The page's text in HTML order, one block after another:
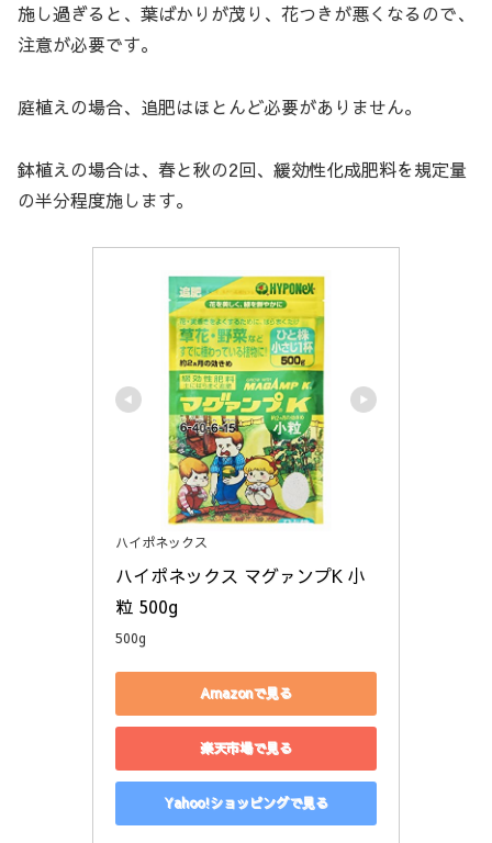
施し過ぎると、葉ばかりが茂り、花つきが悪くなるので、
注意が必要です。
庭植えの場合、追肥はほとんど必要がありません。
鉢植えの場合は、春と秋の2回、緩効性化成肥料を規定量
の半分程度施します。
ハイポネックス
ハイポネックス マグァンプK 小
粒 500g
500g
Amazonで見る
楽天市場で見る
Yahoo!ショッピングで見る